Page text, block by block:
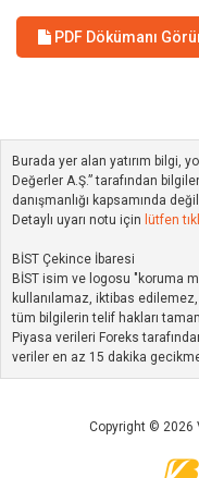
PDF Dökümanı
Burada yer alan yatırım bilgi,
Değerler A.Ş.” tarafından
danışmanlığı kapsamında
Detaylı uyarı notu için lütfen
BİST Çekince İbaresi
BİST isim ve logosu "koruma
kullanılamaz, iktibas
tüm bilgilerin telif hakları
Piyasa verileri Foreks
veriler en az 15 dakika
Copyright © 2026